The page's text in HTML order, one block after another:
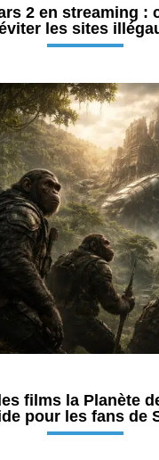
2 en streaming :
les sites
films la Planète
pour les fans de